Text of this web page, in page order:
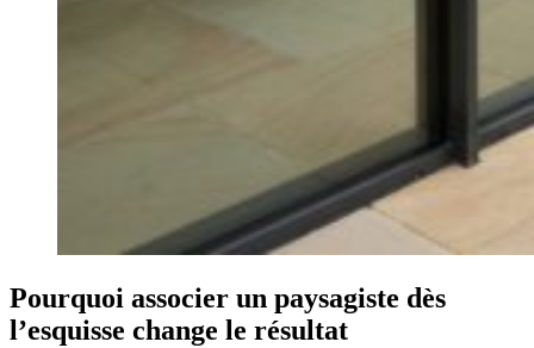
Pourquoi associer un paysagiste dès
l’esquisse change le résultat